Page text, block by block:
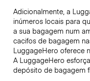
Adicionalmente, a
inúmeros locais para
a sua bagagem num
cacifos de bagagem
LuggageHero oferece
A LuggageHero
depósito de bagagem